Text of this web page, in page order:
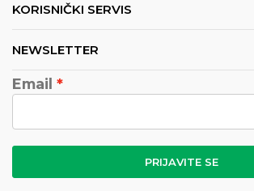
KORISNIČKI SERVIS
NEWSLETTER
Email
PRIJAVITE SE